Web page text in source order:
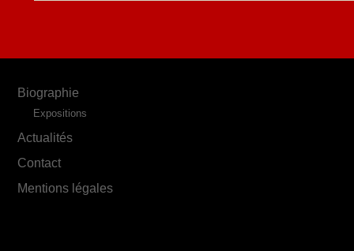
Biographie
Expositions
Actualités
Contact
Mentions légales